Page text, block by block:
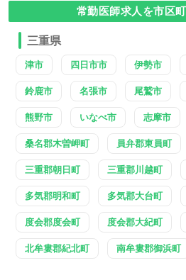
常勤医師求人を市区
三重県
津市 四日市市 伊勢市
鈴鹿市 名張市 尾鷲市
熊野市 いなべ市 志摩市
桑名郡木曽岬町 員弁郡東員町
三重郡朝日町 三重郡川越町
多気郡明和町 多気郡大台町
度会郡度会町 度会郡大紀町
北牟婁郡紀北町 南牟婁郡御浜町